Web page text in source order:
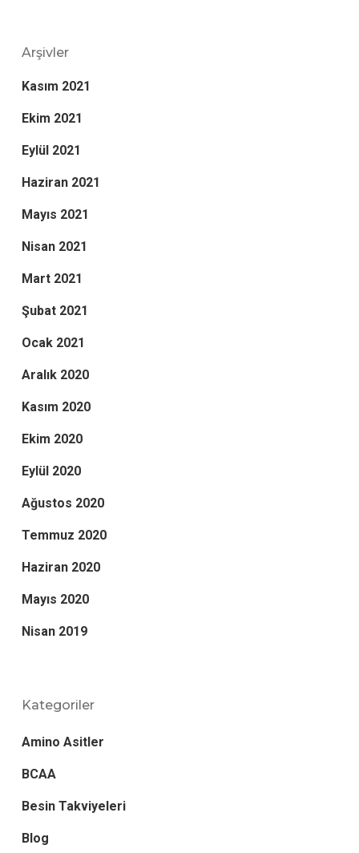
Arşivler
Kasım 2021
Ekim 2021
Eylül 2021
Haziran 2021
Mayıs 2021
Nisan 2021
Mart 2021
Şubat 2021
Ocak 2021
Aralık 2020
Kasım 2020
Ekim 2020
Eylül 2020
Ağustos 2020
Temmuz 2020
Haziran 2020
Mayıs 2020
Nisan 2019
Kategoriler
Amino Asitler
BCAA
Besin Takviyeleri
Blog